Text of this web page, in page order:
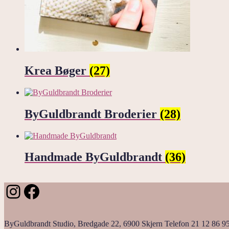
Krea Bøger (27)
ByGuldbrandt Broderier (28)
Handmade ByGuldbrandt (36)
Instagram
Facebook
ByGuldbrandt Studio, Bredgade 22, 6900 Skjern Telefon 21 12 86